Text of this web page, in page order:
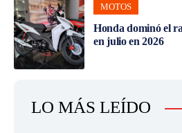
MOTOS
Honda dominó el
en julio en 2026
LO MÁS LEÍDO